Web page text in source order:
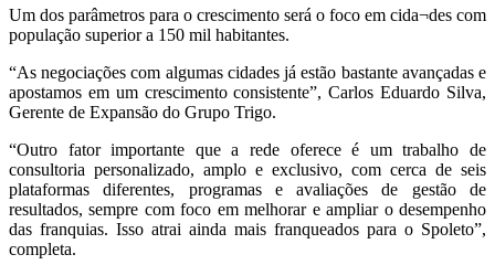
Um dos parâmetros para o crescimento será o foco em cida¬des com
população superior a 150 mil habitantes.
“As negociações com algumas cidades já estão bastante avançadas e
apostamos em um crescimento consistente”, Carlos Eduardo Silva,
Gerente de Expansão do Grupo Trigo.
“Outro fator importante que a rede oferece é um trabalho de
consultoria personalizado, amplo e exclusivo, com cerca de seis
plataformas diferentes, programas e avaliações de gestão de
resultados, sempre com foco em melhorar e ampliar o desempenho
das franquias. Isso atrai ainda mais franqueados para o Spoleto”,
completa.